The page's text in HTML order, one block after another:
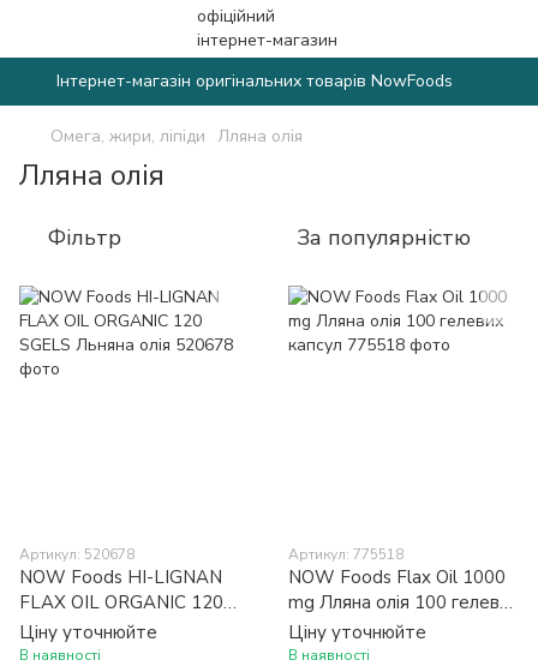
Інтернет-магазін оригінальних товарів NowFoods
Омега, жири, ліпіди Лляна олія
Лляна олія
Фільтр За популярністю
Артикул: 520678
NOW Foods HI-LIGNAN
FLAX OIL ORGANIC 120
SGELS Льняна олія
Ціну уточнюйте
В наявності
Артикул: 775518
NOW Foods Flax Oil 1000
mg Лляна олія 100 гелевих
капсул
Ціну уточнюйте
В наявності